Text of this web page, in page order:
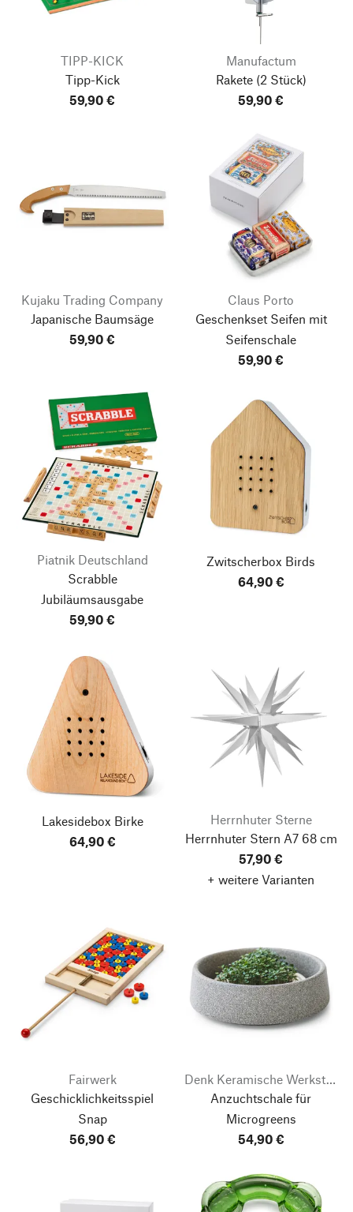
TIPP-KICK
Tipp-Kick
59,90 €
Manufactum
Rakete(2 Stück)
59,90 €
Kujaku Trading Company
Japanische Baumsäge
59,90 €
Claus Porto
Geschenkset Seifen mit
Seifenschale
59,90 €
Piatnik Deutschland
Scrabble
Jubiläumsausgabe
59,90 €
Zwitscherbox Birds
64,90 €
Lakesidebox Birke
64,90 €
Herrnhuter Sterne
Herrnhuter Stern A7 68 cm
57,90 €
+ weitere Varianten
Fairwerk
Geschicklichkeitsspiel
Snap
56,90 €
Denk Keramische Werkstätten
Anzuchtschale für
Microgreens
54,90 €